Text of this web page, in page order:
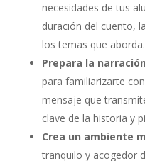
necesidades de tus
duración del cuento,
los temas que aborda.
Prepara la
para familiarizarte
mensaje que
clave de la historia y
Crea un ambiente
tranquilo y acogedor